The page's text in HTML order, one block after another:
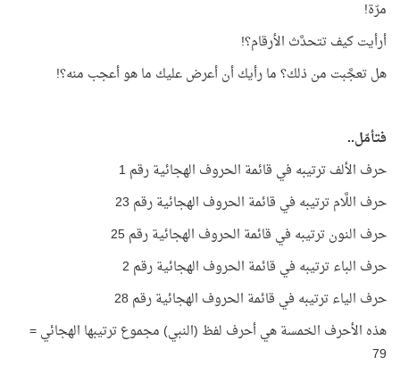
مرّة!
أرأيت كيف تتحدَّث الأرقام؟!
هل تعجَّبت من ذلك؟ ما رأيك أن أعرض عليك ما هو أعجب منه؟!
فتأمّل..
حرف الألف ترتيبه في قائمة الحروف الهجائية رقم 1
حرف اللَّام ترتيبه في قائمة الحروف الهجائية رقم 23
حرف النون ترتيبه في قائمة الحروف الهجائية رقم 25
حرف الباء ترتيبه في قائمة الحروف الهجائية رقم 2
حرف الياء ترتيبه في قائمة الحروف الهجائية رقم 28
هذه الأحرف الخمسة هي أحرف لفظ (النبي) مجموع ترتيبها الهجائي =
79